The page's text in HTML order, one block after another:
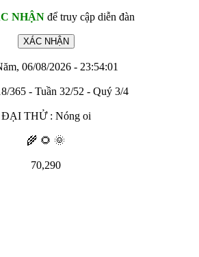
NHẬNđể truy cập diễn đàn
06/08/2026 - 23:54:01
365 - Tuần 32/52 - Quý 3/4
ĐẠI THỬ : Nóng oi
🌾 🌻 🌞
70,290